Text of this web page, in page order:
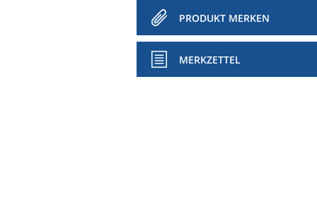
PRODUKT MERKEN
MERKZETTEL